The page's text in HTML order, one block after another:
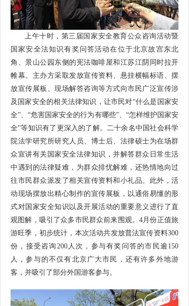
上午十时，第三届国家安全教育公众咨询活动暨
国家安全法知识有奖问答活动在位于北京故宫东北
角、景山公园东侧的宪法咖啡屋和江苏江阴同时拉开
帷幕。主办方采取发放宣传资料、悬挂横幅标语、摆
放宣传展板、现场解答咨询等方式向市民广泛宣传涉
及国家安全的相关法律知识，让市民对“什么是国家安
全”、“危害国家安全的行为有哪些”、“怎样维护国家安
全”等知识有了更深入的了解。二十余名中国社会科学
院法学研究所研究人员、博士后、法律硕士为在场群
众宣讲有关国家安全法律知识，并解答群众日常生活
中遇到的法律疑难，为群众排忧解难，还热情地向过
往市民群众派发了相关宣传资料和小礼品。此外，活
动现场摆放出精心制作的宣传展板，以通俗易懂的形
式对国家安全知识以及开展活动的重要意义进行了直
观图解，吸引了众多市民群众前来围观。4月份正值旅
游旺季，初步统计，本次活动共发放普法宣传资料300
份，接受咨询200人次，参与有奖问答的市民逾150
人，参与的不仅有北京广大市民，还有许多外地游
客，并吸引了部分外国游客参与。